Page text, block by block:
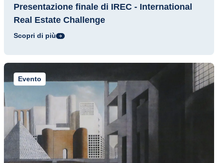
Presentazione finale di IREC - International
Real Estate Challenge
Scopri di più
Evento